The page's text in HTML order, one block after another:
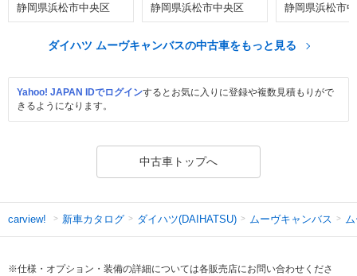
静岡県浜松市中央区 静岡県浜松市中央区 静岡県浜松市
ダイハツ ムーヴキャンバスの中古車をもっと見る
Yahoo! JAPAN IDでログインするとお気に入りに登録や複数見積もりがで
きるようになります。
中古車トップへ
carview! 新車カタログ ダイハツ(DAIHATSU) ムーヴキャンバス
※仕様・オプション・装備の詳細については各販売店にお問い合わせくださ